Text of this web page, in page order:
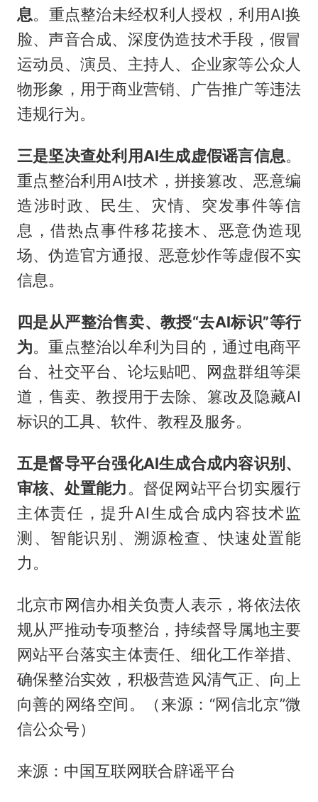
息。重点整治未经权利人授权，利用AI换
脸、声音合成、深度伪造技术手段，假冒
运动员、演员、主持人、企业家等公众人
物形象，用于商业营销、广告推广等违法
违规行为。
三是坚决查处利用AI生成虚假谣言信息。
重点整治利用AI技术，拼接篡改、恶意编
造涉时政、民生、灾情、突发事件等信
息，借热点事件移花接木、恶意伪造现
场、伪造官方通报、恶意炒作等虚假不实
信息。
四是从严整治售卖、教授“去AI标识”等行
为。重点整治以牟利为目的，通过电商平
台、社交平台、论坛贴吧、网盘群组等渠
道，售卖、教授用于去除、篡改及隐藏AI
标识的工具、软件、教程及服务。
五是督导平台强化AI生成合成内容识别、
审核、处置能力。督促网站平台切实履行
主体责任，提升AI生成合成内容技术监
测、智能识别、溯源检查、快速处置能
力。
北京市网信办相关负责人表示，将依法依
规从严推动专项整治，持续督导属地主要
网站平台落实主体责任、细化工作举措、
确保整治实效，积极营造风清气正、向上
向善的网络空间。（来源：“网信北京”微
信公众号）
来源：中国互联网联合辟谣平台